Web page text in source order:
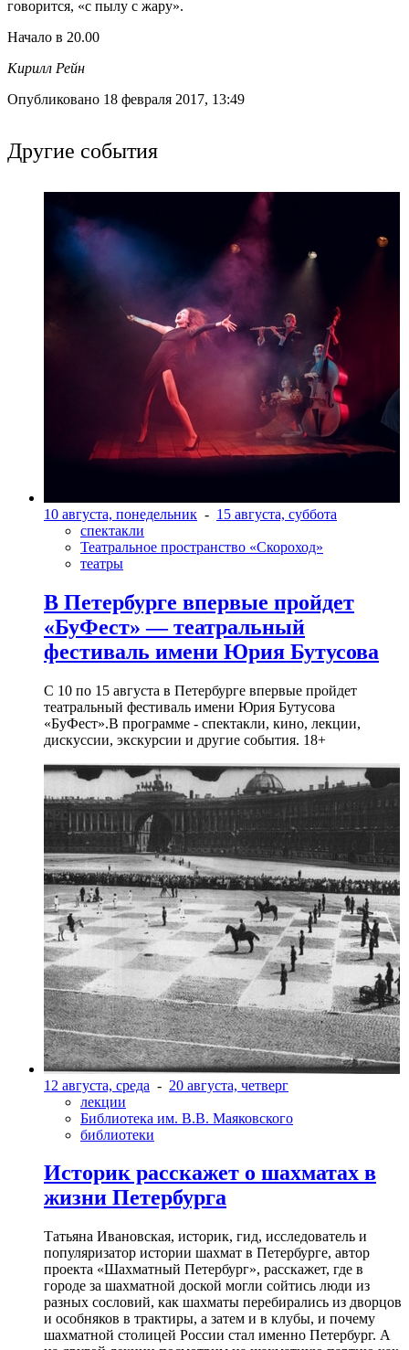
говорится, «с пылу с жару».
Начало в 20.00
Кирилл Рейн
Опубликовано 18 февраля 2017, 13:49
Другие события
10 августа, понедельник - 15 августа, суббота
спектакли
Театральное пространство «Скороход»
театры
В Петербурге впервые пройдет
«БуФест» — театральный
фестиваль имени Юрия Бутусова
С 10 по 15 августа в Петербурге впервые пройдет
театральный фестиваль имени Юрия Бутусова
«БуФест».В программе - спектакли, кино, лекции,
дискуссии, экскурсии и другие события. 18+
12 августа, среда - 20 августа, четверг
лекции
Библиотека им. В.В. Маяковского
библиотеки
Историк расскажет о шахматах в
жизни Петербурга
Татьяна Ивановская, историк, гид, исследователь и
популяризатор истории шахмат в Петербурге, автор
проекта «Шахматный Петербург», расскажет, где в
городе за шахматной доской могли сойтись люди из
разных сословий, как шахматы перебирались из дворцов
и особняков в трактиры, а затем и в клубы, и почему
шахматной столицей России стал именно Петербург. А